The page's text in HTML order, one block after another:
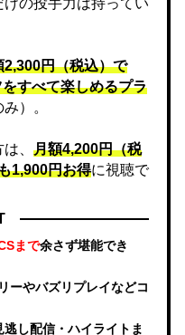
2,300円（税込）で
すべて楽しめるプラ
）。
、 月額4,200円（税
1,900円お得に視聴で
まで余さず堪能でき
ーやバズリプレイなどコ
し配信・ハイライトま